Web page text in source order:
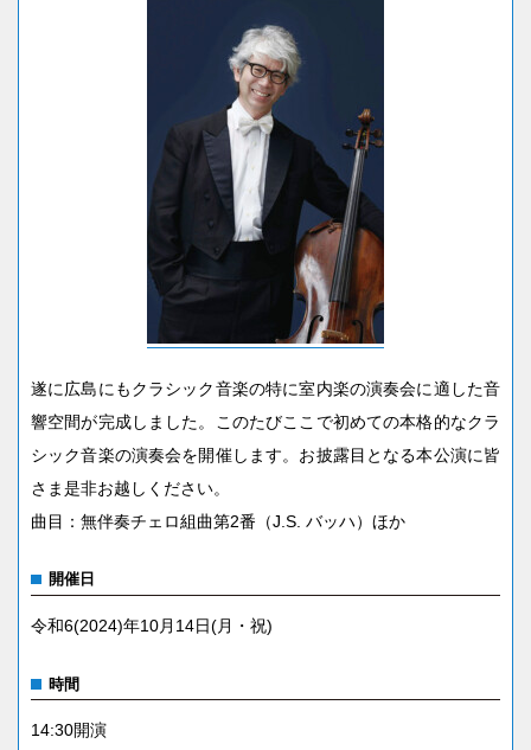
遂に広島にもクラシック音楽の特に室内楽の演奏会に適した音
響空間が完成しました。このたびここで初めての本格的なクラ
シック音楽の演奏会を開催します。お披露目となる本公演に皆
さま是非お越しください。
曲目：無伴奏チェロ組曲第2番（J.S. バッハ）ほか
開催日
令和6(2024)年10月14日(月・祝)
時間
14:30開演